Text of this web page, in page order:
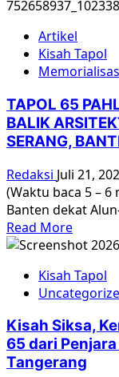
about
Kerja
Paksa
Tapol
1965
di
Banten:
Dari
Jalan
Lintas
Irigasi
GOR
Yusuf
Serang,
Wisata
Karang
Bolong
Artikel
Kisah Tapol
TAPOL 65
BALIK
SERANG,
Redaksi Juli 21,
(Waktu baca 5 –
Banten dekat
Read MoreRead
more
TAPOL
65
YANG
DI
Kisah Tapol
Kisah Siksa,
65 dari
Tangerang